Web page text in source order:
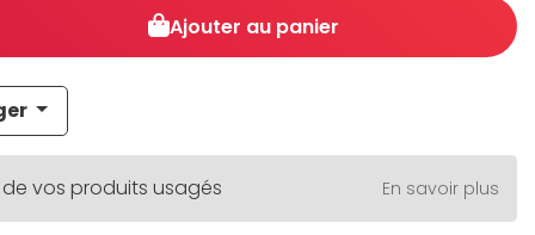
Ajouter au panier
de vos produits usagés En savoir plus